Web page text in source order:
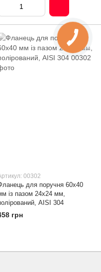
00302
для поручня 60х40
із пазом 24х24 мм,
AISI 304
грн